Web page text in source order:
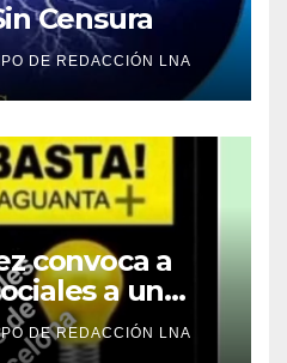
Censura
DE REDACCIÓN LNA
convoca a
a un
este
contra
DE REDACCIÓN LNA